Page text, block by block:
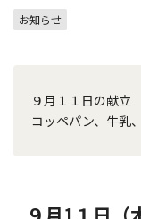
お知らせ
９月１１日の献立
コッペパン、牛乳